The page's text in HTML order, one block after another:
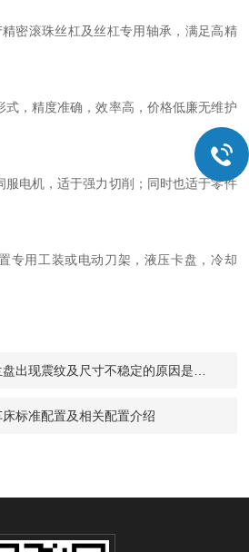
滚珠丝杠及丝杠专用轴承，满足高精
，精度准确，效率高，价格低廉无维护
电机，适于强力切削；同时也适于零件
用工装或电动刀架，液压卡盘，冷却
出现震纹及尺寸不稳定的原因是什么？
标准配置及相关配置介绍